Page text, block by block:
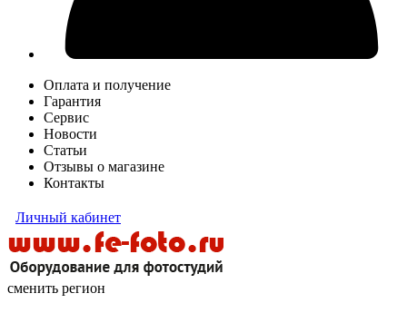
Оплата и получение
Гарантия
Сервис
Новости
Статьи
Отзывы о магазине
Контакты
Личный кабинет
сменить регион